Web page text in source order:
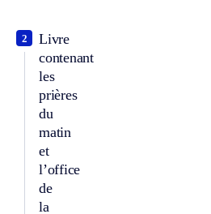
Livre
contenant
les
prières
du
matin
et
l’office
de
la
2